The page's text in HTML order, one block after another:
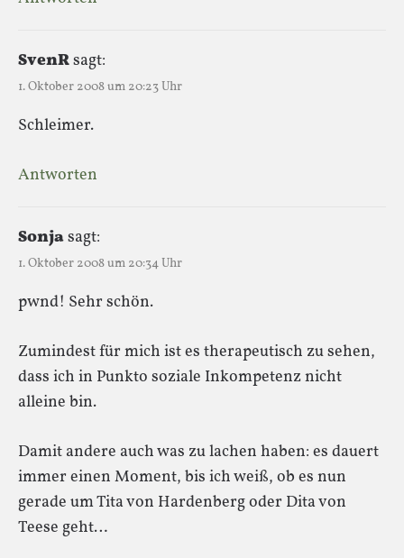
SvenRsagt:
1. Oktober 2008 um 20:23 Uhr
Schleimer.
Antworten
Sonjasagt:
1. Oktober 2008 um 20:34 Uhr
pwnd! Sehr schön.
Zumindest für mich ist es therapeutisch zu sehen,
dass ich in Punkto soziale Inkompetenz nicht
alleine bin.
Damit andere auch was zu lachen haben: es dauert
immer einen Moment, bis ich weiß, ob es nun
gerade um Tita von Hardenberg oder Dita von
Teese geht…